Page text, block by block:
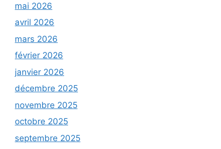
mai 2026
avril 2026
mars 2026
février 2026
janvier 2026
décembre 2025
novembre 2025
octobre 2025
septembre 2025